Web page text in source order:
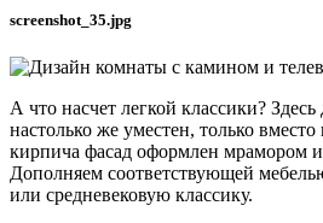
screenshot_35.jpg
А что насчет легкой классики?
настолько же уместен, только
кирпича фасад оформлен мрамором
Дополняем соответствующей
или средневековую классику.